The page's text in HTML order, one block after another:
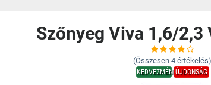
Szőnyeg Viva 1,6/2,3
(Összesen 4 értékelés)
KEDVEZMÉNYÚJDONSÁG